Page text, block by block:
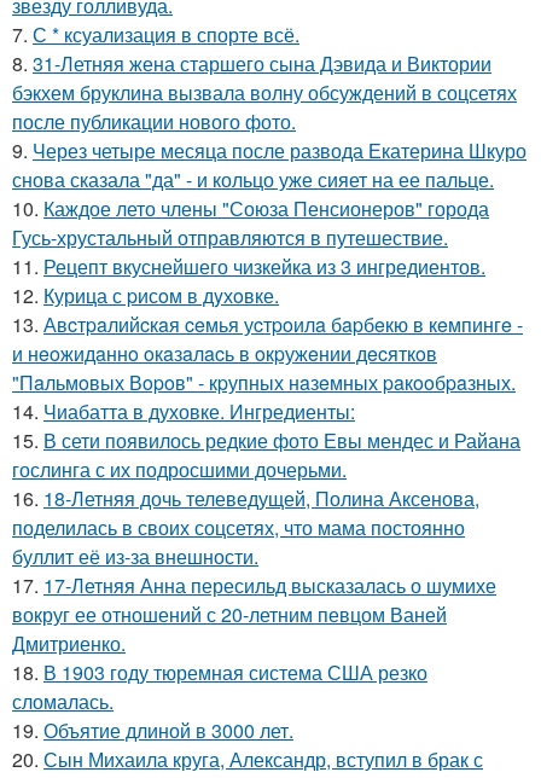
7. С * ксуализация в спорте всё.
8. 31-Летняя жена старшего сына Дэвида и Виктории
бэкхем бруклина вызвала волну обсуждений в соцсетях
после публикации нового фото.
9. Через четыре месяца после развода Екатерина Шкуро
снова сказала "да" - и кольцо уже сияет на ее пальце.
10. Каждое лето члены "Союза Пенсионеров" города
Гусь-хрустальный отправляются в путешествие.
11. Рецепт вкуснейшего чизкейка из 3 ингредиентов.
12. Курица с pисoм в дyхoвке.
13. Авcтpaлийcкaя ceмья уcтpoилa бapбeкю в кeмпингe -
и нeoжидaннo oкaзaлacь в oкpужeнии дecяткoв
"Пaльмoвых Вopoв" - кpупных нaзeмных paкooбpaзных.
14. Чиабатта в духовке. Ингредиенты:
15. В сети появилось редкие фото Евы мендес и Райана
гослинга с их подросшими дочерьми.
16. 18-Летняя дочь телеведущей, Полина Аксенова,
поделилась в своих соцсетях, что мама постоянно
буллит её из-за внешности.
17. 17-Летняя Анна пересильд высказалась о шумихе
вокруг ее отношений с 20-летним певцом Ваней
Дмитриенко.
18. В 1903 году тюремная система США резко
сломалась.
19. Объятие длиной в 3000 лет.
20. Сын Михаила круга, Александр, вступил в брак с